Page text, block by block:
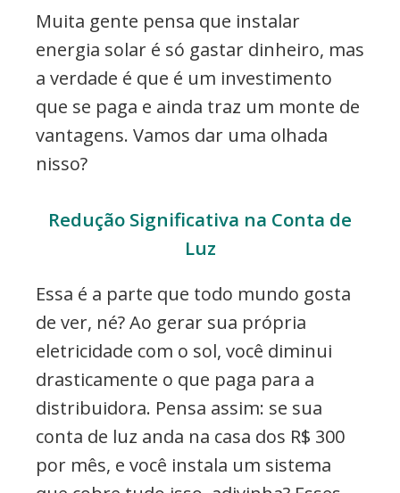
Muita gente pensa que instalar
energia solar é só gastar dinheiro, mas
a verdade é que é um investimento
que se paga e ainda traz um monte de
vantagens. Vamos dar uma olhada
nisso?
Redução Significativa na Conta de
Luz
Essa é a parte que todo mundo gosta
de ver, né? Ao gerar sua própria
eletricidade com o sol, você diminui
drasticamente o que paga para a
distribuidora. Pensa assim: se sua
conta de luz anda na casa dos R$ 300
por mês, e você instala um sistema